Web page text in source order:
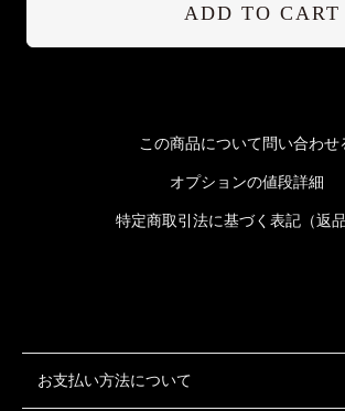
ADD TO CART
この商品について問い合わせ
オプションの値段詳細
特定商取引法に基づく表記（返品
お支払い方法について